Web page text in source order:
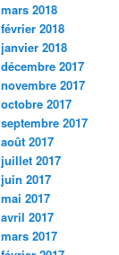
mars 2018
février 2018
janvier 2018
décembre 2017
novembre 2017
octobre 2017
septembre 2017
août 2017
juillet 2017
juin 2017
mai 2017
avril 2017
mars 2017